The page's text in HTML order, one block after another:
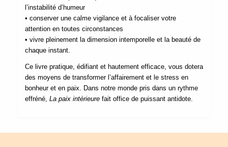
l’instabilité d’humeur
• conserver une calme vigilance et à focaliser votre
attention en toutes circonstances
• vivre pleinement la dimension intemporelle et la beauté de
chaque instant.
Ce livre pratique, édifiant et hautement efficace, vous dotera
des moyens de transformer l’affairement et le stress en
bonheur et en paix. Dans notre monde pris dans un rythme
effréné, La paix intérieure fait office de puissant antidote.